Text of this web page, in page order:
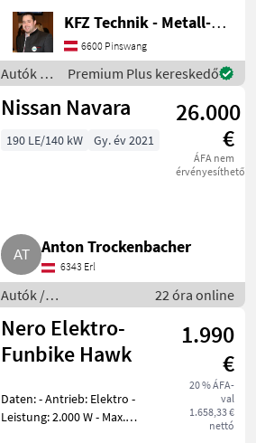
Einsatzbar Navi
Rückkamera Kein Allrad 3-
Sitzer Diesel 130PS 2
Besitzer Autók / Motor
KFZ Technik - Metall-Maschinenbau Wörle
6600 Pinswang
Autók /
Motorkerékpárok
/
Premium Plus kereskedő
Nissan Navara
26.000
€
ÁFA nem
érvényesíthető
190 LE/140 kW Gy. év 2021
Anton Trockenbacher
6343 Erl
Autók /
Motorkerékpárok /
Terepjáró
22 óra online
Nero Elektro-
Funbike Hawk
1.990
€
20 % ÁFA-
val
1.658,33 €
nettó
Daten: - Antrieb: Elektro -
Leistung: 2.000 W - Max.